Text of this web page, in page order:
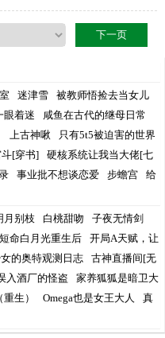
下一页
迷津雪
被教师悟捡去当女儿
眼着迷
咸鱼在古代的继母日常
上古神啾
只有5t5被迫害的世界
[穿书]
硬核系统让我当大佬[七
事业批不想谈恋爱 步蟾宫
给
月别枝 白桃甜吻
子夜无情剑
短命白月光重生后
开局A天赋，让
的奥特观测日志
古神直播间[无
入酒厂的怪盗
家养狐狐是暗卫大
生） Omega也是女王大人
真